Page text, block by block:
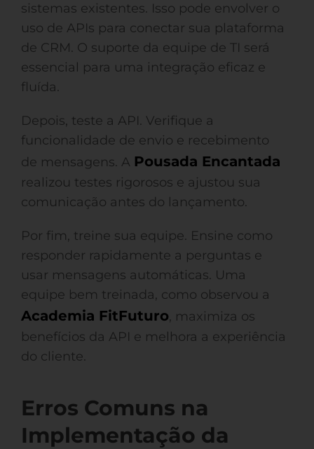
sistemas existentes. Isso pode envolver o
uso de APIs para conectar sua plataforma
de CRM. O suporte da equipe de TI será
essencial para uma integração eficaz e
fluída.
Depois, teste a API. Verifique a
funcionalidade de envio e recebimento
de mensagens. A Pousada Encantada
realizou testes rigorosos e ajustou sua
comunicação antes do lançamento.
Por fim, treine sua equipe. Ensine como
responder rapidamente a perguntas e
usar mensagens automáticas. Uma
equipe bem treinada, como observou a
Academia FitFuturo, maximiza os
benefícios da API e melhora a experiência
do cliente.
Erros Comuns na
Implementação da